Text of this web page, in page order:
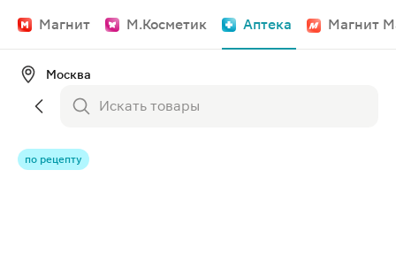
Магнит М.Косметик Аптека Магнит
Москва
по рецепту